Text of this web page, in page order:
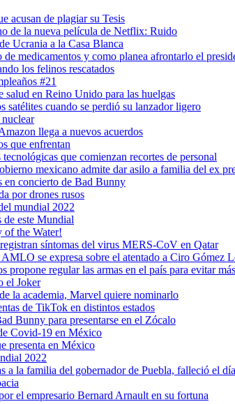
acusan de plagiar su Tesis
de la nueva película de Netflix: Ruido
Ucrania a la Casa Blanca
medicamentos y como planea afrontarlo el
los felinos rescatados
#21
salud en Reino Unido para las huelgas
satélites cuando se perdió su lanzador ligero
llega a nuevos acuerdos
que enfrentan
que comienzan recortes de personal
mexicano admite dar asilo a familia del ex
en concierto de Bad Bunny
por drones rusos
mundial 2022
de este Mundial
of the Water!
síntomas del virus MERS-CoV en Qatar
se expresa sobre el atentado a Ciro Gómez
propone regular las armas en el país para evitar
el Joker
la academia, Marvel quiere nominarlo
de TikTok en distintos estados
Bunny para presentarse en el Zócalo
Covid-19 en México
presenta en México
2022
a la familia del gobernador de Puebla, falleció el
el empresario Bernard Arnault en su fortuna